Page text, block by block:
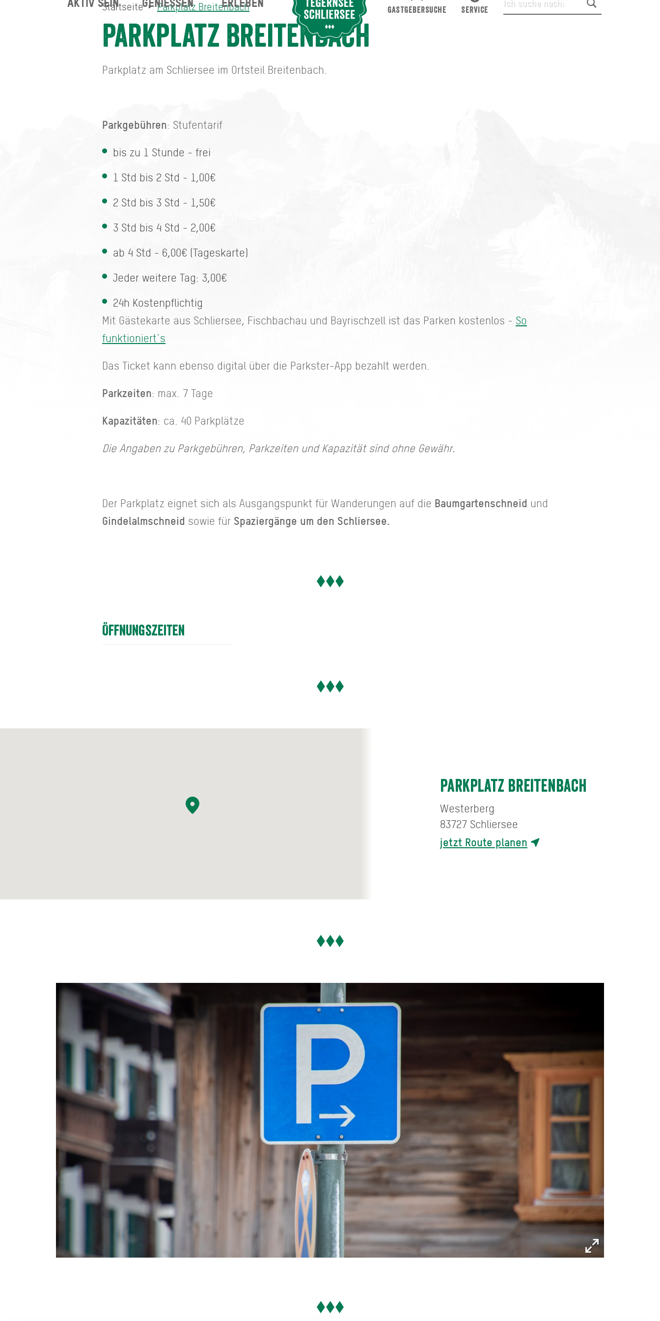
Startseite Parkplatz Breitenbach
Parkplatz Breitenbach
Parkplatz am Schliersee im Ortsteil Breitenbach.
Parkgebühren: Stufentarif
bis zu 1 Stunde - frei
1 Std bis 2 Std - 1,00€
2 Std bis 3 Std - 1,50€
3 Std bis 4 Std - 2,00€
ab 4 Std - 6,00€ (Tageskarte)
Jeder weitere Tag: 3,00€
24h Kostenpflichtig
Mit Gästekarte aus Schliersee, Fischbachau und Bayrischzell ist das Parken kostenlos - So
funktioniert´s
Das Ticket kann ebenso digital über die Parkster-App bezahlt werden.
Parkzeiten: max. 7 Tage
Kapazitäten: ca. 40 Parkplätze
Die Angaben zu Parkgebühren, Parkzeiten und Kapazität sind ohne Gewähr.
Der Parkplatz eignet sich als Ausgangspunkt für Wanderungen auf die Baumgartenschneid und
Gindelalmschneid sowie für Spaziergänge um den Schliersee.
Öffnungszeiten
Parkplatz Breitenbach
Westerberg
83727 Schliersee
jetzt Route planen
Parkplatz Breitenbach
AKTIV SEIN GENIESSEN ERLEBEN
GASTGEBERSUCHE SERVICE
Suche abschicken